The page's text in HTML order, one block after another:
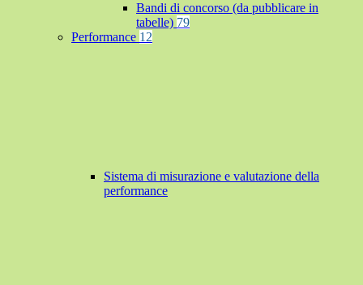
Bandi di concorso (da pubblicare in
tabelle) 79
Performance 12
Sistema di misurazione e valutazione della
performance